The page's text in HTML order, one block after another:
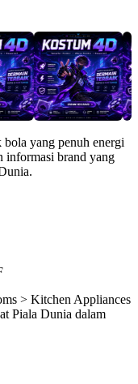
yang penuh energi
informasi brand yang
> Kitchen Appliances
Piala Dunia dalam